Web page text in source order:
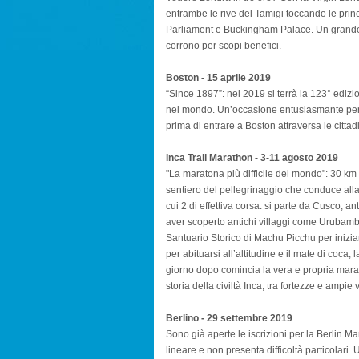
entrambe le rive del Tamigi toccando le
Parliament e Buckingham Palace. Un
corrono per scopi benefici.
Boston - 15 aprile 2019
“Since 1897”: nel 2019 si terrà la 123°
nel mondo. Un’occasione entusiasmante
prima di entrare a Boston attraversa le
Inca Trail Marathon - 3-11 agosto 2019
"La maratona più difficile del mondo": 30
sentiero del pellegrinaggio che conduce
cui 2 di effettiva corsa: si parte da Cusco,
aver scoperto antichi villaggi come
Santuario Storico di Machu Picchu per
per abituarsi all’altitudine e il mate di coca,
giorno dopo comincia la vera e propria
storia della civiltà Inca, tra fortezze e
Berlino - 29 settembre 2019
Sono già aperte le iscrizioni per la Berlin
lineare e non presenta difficoltà particolari.